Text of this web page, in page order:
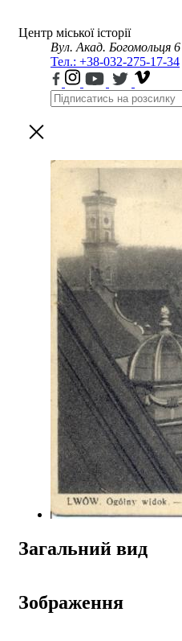
Центр міської історії
Вул. Акад. Богомольця 6
Тел.: +38-032-275-17-34
Загальний вид
Зображення